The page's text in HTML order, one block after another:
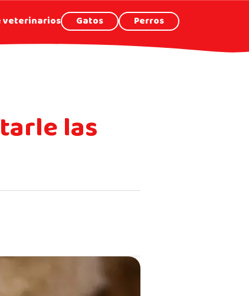
veterinarios Gatos Perros
las